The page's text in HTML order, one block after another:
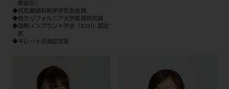
療協会）
◆抗加齢歯科医学研究会会員
◆南カリフォルニア大学客員研究員
◆国際インプラント学会（ICOI）認定
医
◆キレート点滴認定医